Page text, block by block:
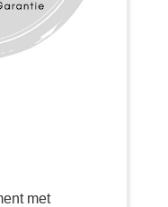
met